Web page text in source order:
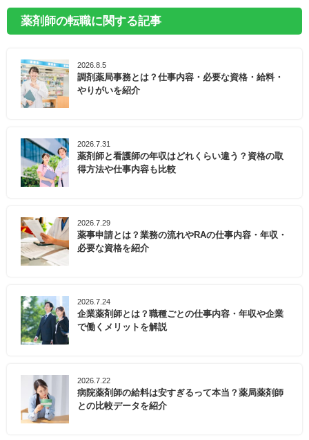
薬剤師の転職に関する記事
2026.8.5
調剤薬局事務とは？仕事内容・必要な資格・給料・
やりがいを紹介
2026.7.31
薬剤師と看護師の年収はどれくらい違う？資格の取
得方法や仕事内容も比較
2026.7.29
薬事申請とは？業務の流れやRAの仕事内容・年収・
必要な資格を紹介
2026.7.24
企業薬剤師とは？職種ごとの仕事内容・年収や企業
で働くメリットを解説
2026.7.22
病院薬剤師の給料は安すぎるって本当？薬局薬剤師
との比較データを紹介